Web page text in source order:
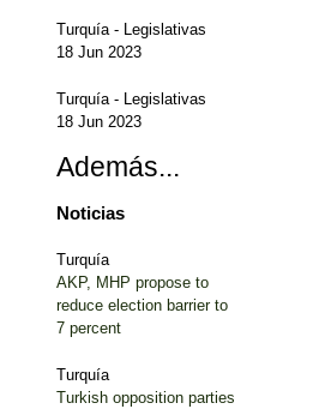
Turquía - Legislativas
18 Jun 2023
Turquía -
Legislativas
18 Jun 2023
Además...
Noticias
Turquía
AKP, MHP propose to
reduce election barrier to
7 percent
Turquía
Turkish opposition parties